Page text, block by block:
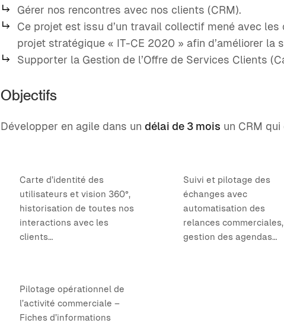
Gérer nos rencontres avec nos clients (CRM).
Ce projet est issu d’un travail collectif mené avec
projet stratégique « IT-CE 2020 » afin d’améliorer la
Supporter la Gestion de l’Offre de Services Clients
Objectifs
Développer en agile dans un délai de 3 mois un CRM
Carte d’identité des
utilisateurs et vision 360°,
historisation de toutes nos
interactions avec les
clients…
Suivi et pilotage des
échanges avec
automatisation des
relances commerciales,
gestion des agendas…
Pilotage opérationnel de
l’activité commerciale –
Fiches d’informations